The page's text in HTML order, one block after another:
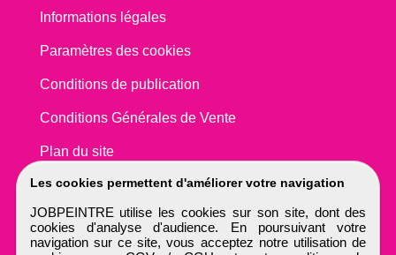
Les cookies permettent d'améliorer votre navigation
JOBPEINTRE utilise les cookies sur son site, dont des
cookies d'analyse d'audience. En poursuivant votre
navigation sur ce site, vous acceptez notre utilisation de
Informations légales
Paramètres des cookies
Conditions de publication
Conditions Générales de Vente
Plan du site